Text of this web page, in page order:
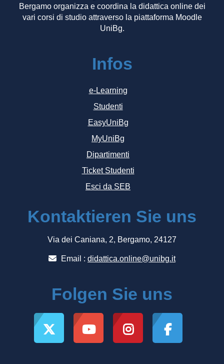
Bergamo organizza e coordina la didattica online dei
vari corsi di studio attraverso la piattaforma Moodle
UniBg.
Infos
e-Learning
Studenti
EasyUniBg
MyUniBg
Dipartimenti
Ticket Studenti
Esci da SEB
Kontaktieren Sie uns
Via dei Caniana, 2, Bergamo, 24127
Email : didattica.online@unibg.it
Folgen Sie uns